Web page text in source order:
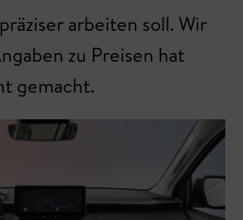
arbeiten soll. Wir
zu Preisen hat
gemacht.